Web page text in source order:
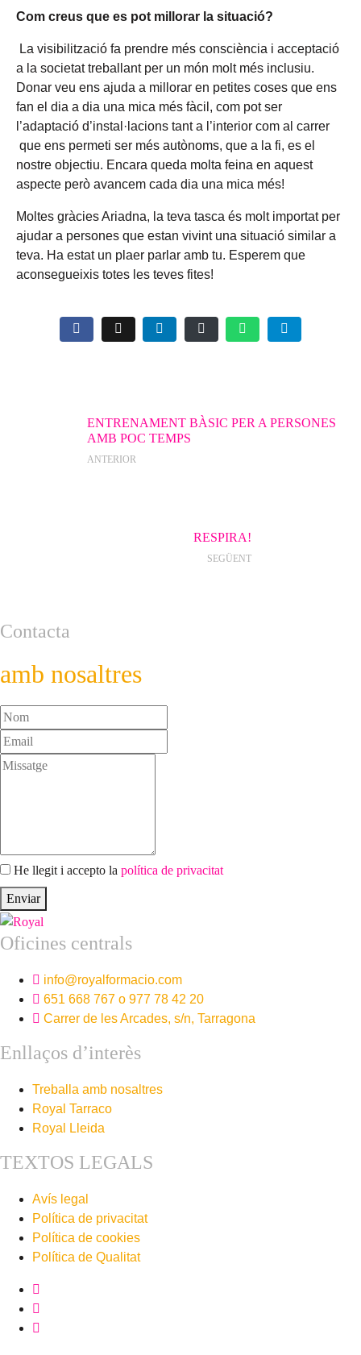
Com creus que es pot millorar la situació?
La visibilització fa prendre més consciència i acceptació
a la societat treballant per un món molt més inclusiu.
Donar veu ens ajuda a millorar en petites coses que ens
fan el dia a dia una mica més fàcil, com pot ser
l’adaptació d’instal·lacions tant a l’interior com al carrer
que ens permeti ser més autònoms, que a la fi, es el
nostre objectiu. Encara queda molta feina en aquest
aspecte però avancem cada dia una mica més!
Moltes gràcies Ariadna, la teva tasca és molt importat per
ajudar a persones que estan vivint una situació similar a
teva. Ha estat un plaer parlar amb tu. Esperem que
aconsegueixis totes les teves fites!
ENTRENAMENT BÀSIC PER A PERSONES
AMB POC TEMPS
ANTERIOR
RESPIRA!
SEGÜENT
Contacta
amb nosaltres
He llegit i accepto la política de privacitat
Enviar
Oficines centrals
info@royalformacio.com
651 668 767 o 977 78 42 20
Carrer de les Arcades, s/n, Tarragona
Enllaços d’interès
Treballa amb nosaltres
Royal Tarraco
Royal Lleida
TEXTOS LEGALS
Avís legal
Política de privacitat
Política de cookies
Política de Qualitat